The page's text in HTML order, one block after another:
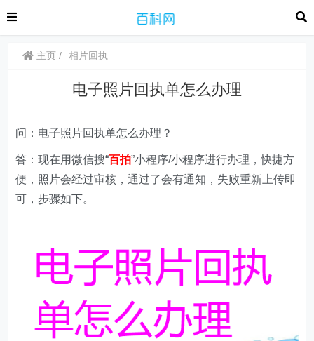
主页 相片回执
电子照片回执单怎么办理
问：电子照片回执单怎么办理？
答：现在用微信搜“百拍”小程序/小程序进行办理，快捷方
便，照片会经过审核，通过了会有通知，失败重新上传即
可，步骤如下。